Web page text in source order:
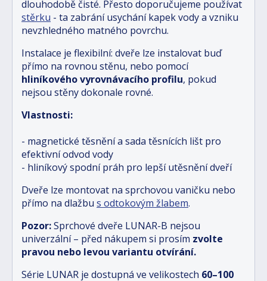
dlouhodobě čisté. Přesto doporučujeme používat
stěrku - ta zabrání usychání kapek vody a vzniku
nevzhledného matného povrchu.
Instalace je flexibilní: dveře lze instalovat buď
přímo na rovnou stěnu, nebo pomocí
hliníkového vyrovnávacího profilu, pokud
nejsou stěny dokonale rovné.
Vlastnosti:
- magnetické těsnění a sada těsnících lišt pro
efektivní odvod vody
- hliníkový spodní práh pro lepší utěsnění dveří
Dveře lze montovat na sprchovou vaničku nebo
přímo na dlažbu s odtokovým žlabem.
Pozor:Sprchové dveře LUNAR-B nejsou
univerzální – před nákupem si prosím zvolte
pravou nebo levou variantu otvírání.
Série LUNAR je dostupná ve velikostech 60–100